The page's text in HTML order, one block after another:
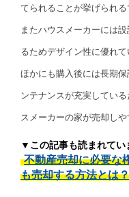
てられることが挙げられる
またハウスメーカーには
るためデザイン性に優れて
ほかにも購入後には長期
ンテナンスが充実してい
スメーカーの家が売却しや
▼この記事も読まれてい
不動産売却に必要な
も売却する方法とは？